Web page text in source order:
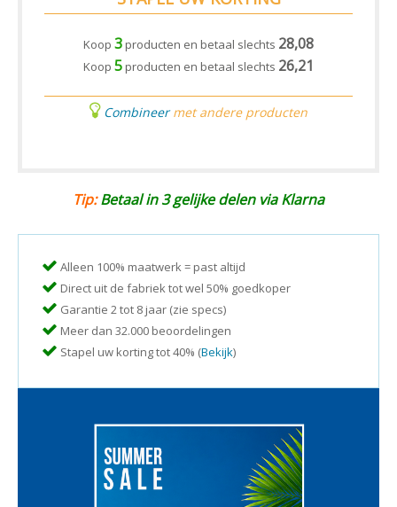
Koop 3 producten en betaal slechts 28,08
Koop 5 producten en betaal slechts 26,21
Combineermet andere producten
Tip:Betaal in 3 gelijke delen via Klarna
Alleen 100% maatwerk = past altijd
Direct uit de fabriek tot wel 50% goedkoper
Garantie 2 tot 8 jaar (zie specs)
Meer dan 32.000 beoordelingen
Stapel uw korting tot 40% (Bekijk)